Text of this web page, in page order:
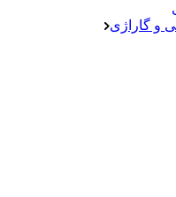
و گاراژی